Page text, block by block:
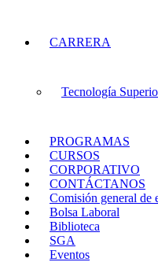
CARRERA
Tecnología
PROGRAMAS
CURSOS
CORPORATIVO
CONTÁCTANOS
Comisión general de
Bolsa Laboral
Biblioteca
SGA
Eventos